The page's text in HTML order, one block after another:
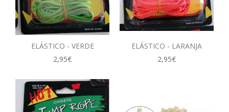
ELÁSTICO - VERDE
2,95€
ELÁSTICO - LARANJA
2,95€